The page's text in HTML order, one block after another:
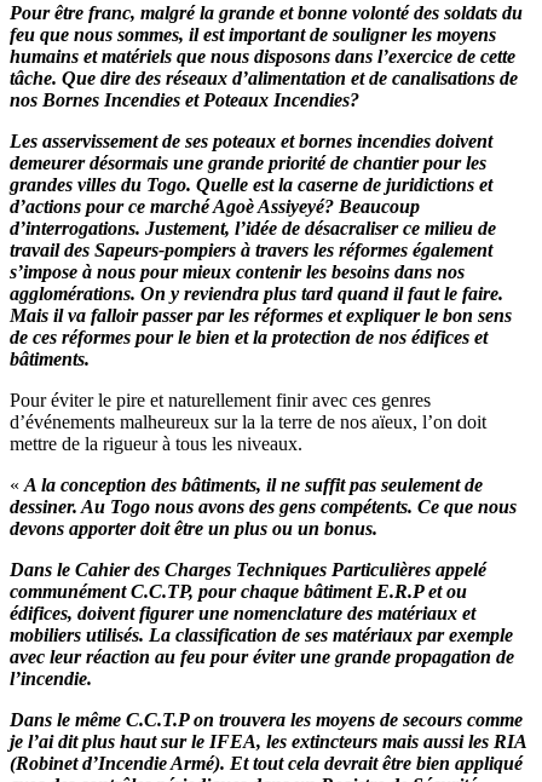
Pour être franc, malgré la grande et bonne volonté des soldats du
feu que nous sommes, il est important de souligner les moyens
humains et matériels que nous disposons dans l’exercice de cette
tâche. Que dire des réseaux d’alimentation et de canalisations de
nos Bornes Incendies et Poteaux Incendies?
Les asservissement de ses poteaux et bornes incendies doivent
demeurer désormais une grande priorité de chantier pour les
grandes villes du Togo. Quelle est la caserne de juridictions et
d’actions pour ce marché Agoè Assiyeyé? Beaucoup
d’interrogations. Justement, l’idée de désacraliser ce milieu de
travail des Sapeurs-pompiers à travers les réformes également
s’impose à nous pour mieux contenir les besoins dans nos
agglomérations. On y reviendra plus tard quand il faut le faire.
Mais il va falloir passer par les réformes et expliquer le bon sens
de ces réformes pour le bien et la protection de nos édifices et
bâtiments.
Pour éviter le pire et naturellement finir avec ces genres
d’événements malheureux sur la la terre de nos aïeux, l’on doit
mettre de la rigueur à tous les niveaux.
« A la conception des bâtiments, il ne suffit pas seulement de
dessiner. Au Togo nous avons des gens compétents. Ce que nous
devons apporter doit être un plus ou un bonus.
Dans le Cahier des Charges Techniques Particulières appelé
communément C.C.TP, pour chaque bâtiment E.R.P et ou
édifices, doivent figurer une nomenclature des matériaux et
mobiliers utilisés. La classification de ses matériaux par exemple
avec leur réaction au feu pour éviter une grande propagation de
l’incendie.
Dans le même C.C.T.P on trouvera les moyens de secours comme
je l’ai dit plus haut sur le IFEA, les extincteurs mais aussi les RIA
(Robinet d’Incendie Armé). Et tout cela devrait être bien appliqué